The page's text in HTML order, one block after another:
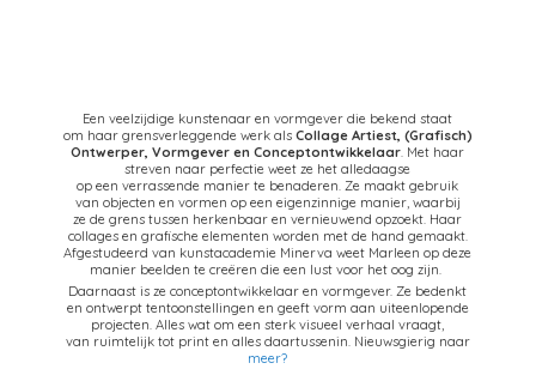
Een veelzijdige kunstenaar en vormgever die bekend staat
om haar grensverleggende werk als Collage Artiest, (Grafisch)
Ontwerper, Vormgever en Conceptontwikkelaar. Met haar
streven naar perfectie weet ze het alledaagse
op een verrassende manier te benaderen. Ze maakt gebruik
van objecten en vormen op een eigenzinnige manier, waarbij
ze de grens tussen herkenbaar en vernieuwend opzoekt. Haar
collages en grafische elementen worden met de hand gemaakt.
Afgestudeerd van kunstacademie Minerva weet Marleen op deze
manier beelden te creëren die een lust voor het oog zijn.
Daarnaast is ze conceptontwikkelaar en vormgever. Ze bedenkt
en ontwerpt tentoonstellingen en geeft vorm aan uiteenlopende
projecten. Alles wat om een sterk visueel verhaal vraagt,
van ruimtelijk tot print en alles daartussenin. Nieuwsgierig naar
meer?